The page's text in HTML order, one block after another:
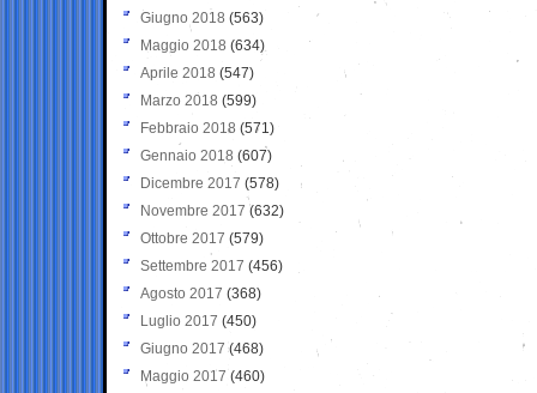
Giugno 2018 (563)
Maggio 2018 (634)
Aprile 2018 (547)
Marzo 2018 (599)
Febbraio 2018 (571)
Gennaio 2018 (607)
Dicembre 2017 (578)
Novembre 2017 (632)
Ottobre 2017 (579)
Settembre 2017 (456)
Agosto 2017 (368)
Luglio 2017 (450)
Giugno 2017 (468)
Maggio 2017 (460)